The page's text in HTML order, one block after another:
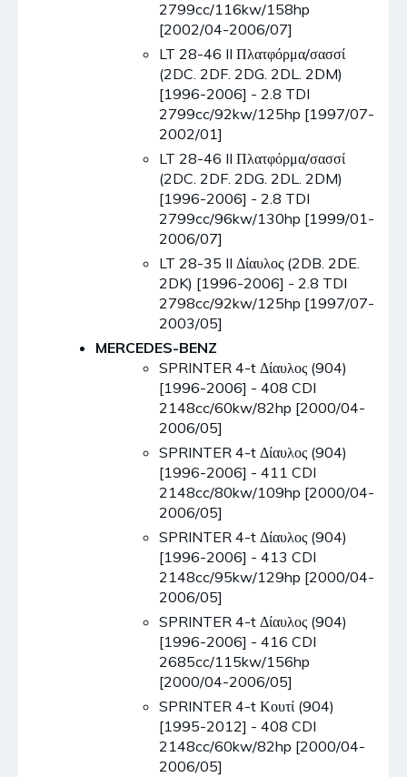
2799cc/116kw/158hp
[2002/04-2006/07]
LT 28-46 II Πλατφόρμα/σασσί
(2DC. 2DF. 2DG. 2DL. 2DM)
[1996-2006] - 2.8 TDI
2799cc/92kw/125hp [1997/07-
2002/01]
LT 28-46 II Πλατφόρμα/σασσί
(2DC. 2DF. 2DG. 2DL. 2DM)
[1996-2006] - 2.8 TDI
2799cc/96kw/130hp [1999/01-
2006/07]
LT 28-35 II Δίαυλος (2DB. 2DE.
2DK) [1996-2006] - 2.8 TDI
2798cc/92kw/125hp [1997/07-
2003/05]
MERCEDES-BENZ
SPRINTER 4-t Δίαυλος (904)
[1996-2006] - 408 CDI
2148cc/60kw/82hp [2000/04-
2006/05]
SPRINTER 4-t Δίαυλος (904)
[1996-2006] - 411 CDI
2148cc/80kw/109hp [2000/04-
2006/05]
SPRINTER 4-t Δίαυλος (904)
[1996-2006] - 413 CDI
2148cc/95kw/129hp [2000/04-
2006/05]
SPRINTER 4-t Δίαυλος (904)
[1996-2006] - 416 CDI
2685cc/115kw/156hp
[2000/04-2006/05]
SPRINTER 4-t Κουτί (904)
[1995-2012] - 408 CDI
2148cc/60kw/82hp [2000/04-
2006/05]